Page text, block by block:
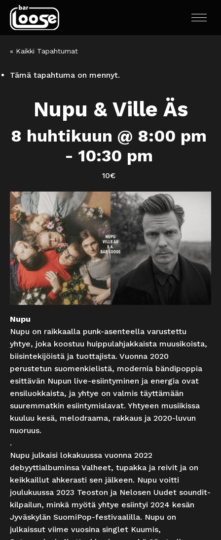
« Kaikki Tapahtumat
Tämä tapahtuma on mennyt.
Nupu & Ville Äs
8 huhtikuun @ 8:00 pm
- 10:30 pm
10€
Nupu
Nupu on raikkaalla punk-asenteella varustettu
yhtye, joka koostuu huippulahjakkaista muusikoista,
biisintekijöistä ja tuottajista. Vuonna 2020
perustetun suomenkielistä, modernia bändipoppia
esittävän Nupun live-esiintyminen ja energia ovat
ensiluokkaista, ja yhtye on valmis täyttämään
suuremmatkin esiintymislavat. Yhtyeen musiikissa
kuuluu kesä, melodraama, rakkaus ja 2020-luvun
nuoruus.
.
Nupu julkaisi lokakuussa vuonna 2022
debyyttialbuminsa Valheet, tupakka ja reivit ja on
keikkaillut ahkerasti sen jälkeen. Nupu voitti
joulukuussa 2023 Teoston ja Nelosen Uudet soundit-
kilpailun, minkä myötä yhtye esiintyi 2024 kesän
Jyväskylän SuomiPop-festivaalilla. Nupu on
julkaissut viime vuosina singlet Kuumis,